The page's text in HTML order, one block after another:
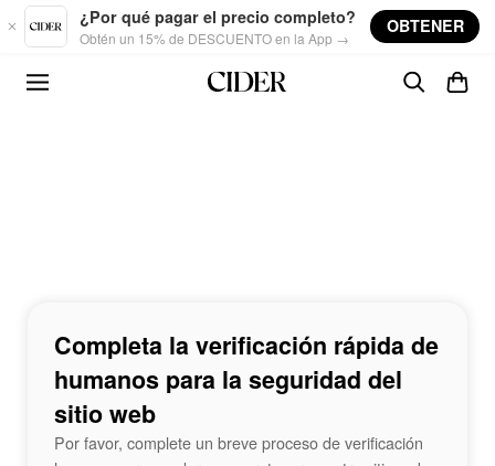
Skip to main content
¿Por qué pagar el precio completo?
Obtén un 15% de DESCUENTO en la App →
OBTENER
Completa la verificación rápida de
humanos para la seguridad del
sitio web
Por favor, complete un breve proceso de verificación